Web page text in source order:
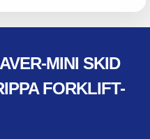
MINI SKID
FORKLIFT-